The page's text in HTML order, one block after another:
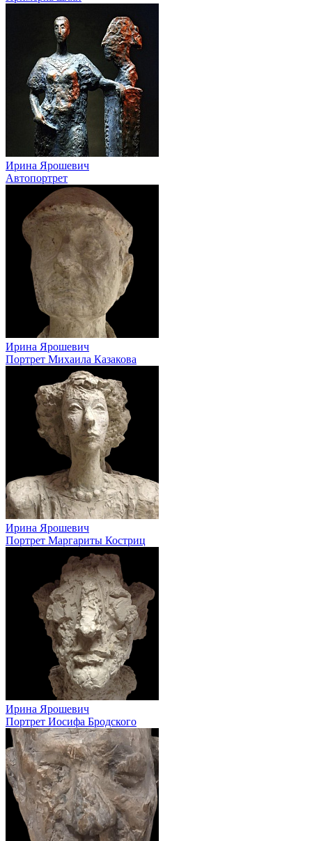
Ирина Ярошевич
Автопортрет
Ирина Ярошевич
Портрет Михаила Казакова
Ирина Ярошевич
Портрет Маргариты Костриц
Ирина Ярошевич
Портрет Иосифа Бродского